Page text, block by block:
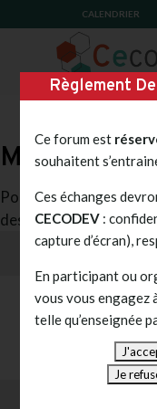
CALENDRIER
Mot de
Pour voir ce poste
dessous:
Règlement
Ce forum est
souhaitent
Ces échanges
CECODEV :
capture d’écran),
En participant ou
vous vous engagez
telle qu’enseignée